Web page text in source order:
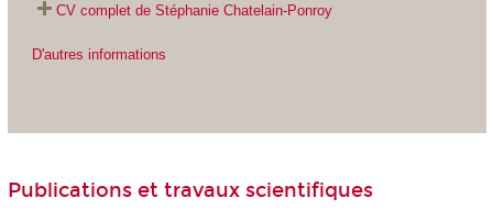
CV complet de Stéphanie Chatelain-Ponroy
D'autres informations
Publications et travaux scientifiques